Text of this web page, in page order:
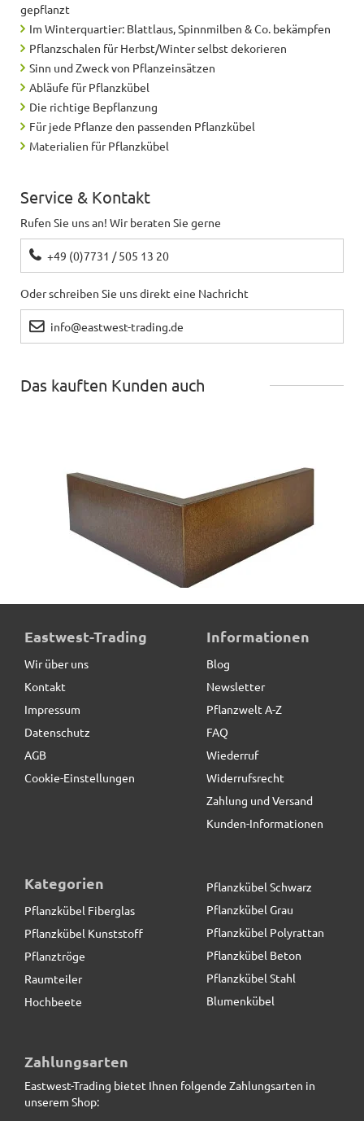
gepflanzt
Im Winterquartier: Blattlaus, Spinnmilben & Co. bekämpfen
Pflanzschalen für Herbst/Winter selbst dekorieren
Sinn und Zweck von Pflanzeinsätzen
Abläufe für Pflanzkübel
Die richtige Bepflanzung
Für jede Pflanze den passenden Pflanzkübel
Materialien für Pflanzkübel
Service & Kontakt
Rufen Sie uns an! Wir beraten Sie gerne
+49 (0)7731 / 505 13 20
Oder schreiben Sie uns direkt eine Nachricht
info@eastwest-trading.de
Das kauften Kunden auch
Außenwinkel
46,00 € *
46,80 € *
Eastwest-Trading
Wir über uns
Kontakt
Impressum
Datenschutz
AGB
Cookie-Einstellungen
Informationen
Blog
Newsletter
Pflanzwelt A-Z
FAQ
Wiederruf
Widerrufsrecht
Zahlung und Versand
Kunden-Informationen
Kategorien
Pflanzkübel Fiberglas
Pflanzkübel Kunststoff
Pflanztröge
Raumteiler
Hochbeete
Pflanzkübel Schwarz
Pflanzkübel Grau
Pflanzkübel Polyrattan
Pflanzkübel Beton
Pflanzkübel Stahl
Blumenkübel
Zahlungsarten
Eastwest-Trading bietet Ihnen folgende Zahlungsarten in
unserem Shop: